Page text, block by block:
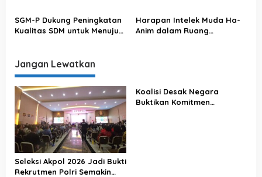
Menyejahterakan OAP
SGM-P Dukung Peningkatan
Kualitas SDM untuk Menuju
Harapan Intelek Muda Ha-
Anim dalam Ruang
Jangan Lewatkan
Seleksi Akpol 2026 Jadi Bukti
Rekrutmen Polri Semakin
Koalisi Desak Negara
Buktikan Komitmen